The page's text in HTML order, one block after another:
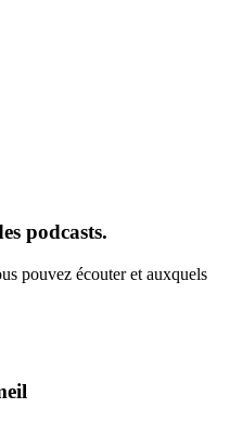
podcasts.
pouvez écouter et auxquels